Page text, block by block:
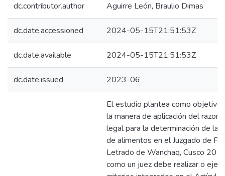
dc.contributor.author Aguirre León, Braulio Dimas
dc.date.accessioned 2024-05-15T21:51:53Z
dc.date.available 2024-05-15T21:51:53Z
dc.date.issued 2023-06
El estudio plantea como objetivo
la manera de aplicación del
legal para la determinación de la
de alimentos en el Juzgado de
Letrado de Wanchaq, Cusco
como un juez debe realizar o